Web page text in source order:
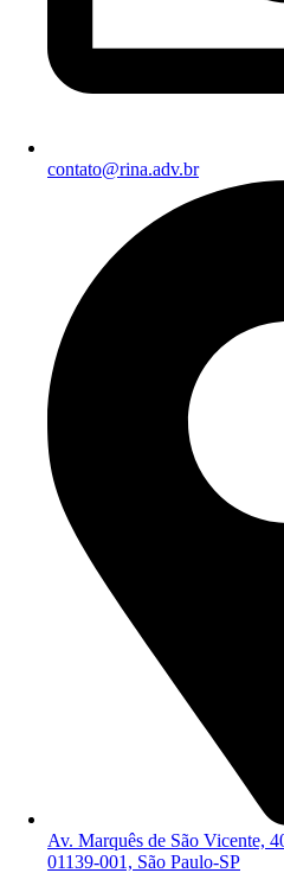
contato@rina.adv.br
Av. Marquês de São Vicente,
01139-001, São Paulo-SP